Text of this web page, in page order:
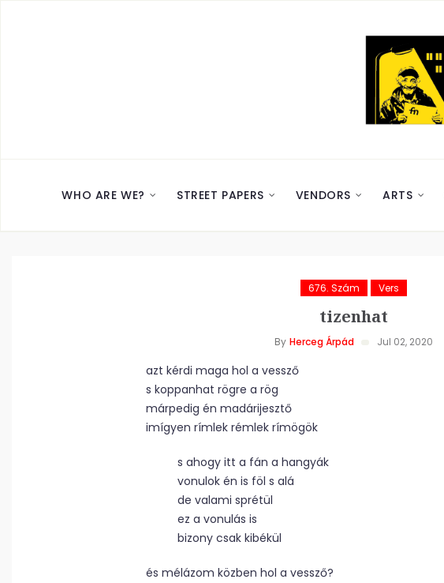
WHO ARE WE? STREET PAPERS VENDORS ARTS
676. Szám Vers
tizenhat
By Herceg Árpád Jul 02, 2020
azt kérdi maga hol a vessző
s koppanhat rögre a rög
márpedig én madárijesztő
imígyen rímlek rémlek rímögök
s ahogy itt a fán a hangyák
vonulok én is föl s alá
de valami sprétül
ez a vonulás is
bizony csak kibékül
és mélázom közben hol a vessző?